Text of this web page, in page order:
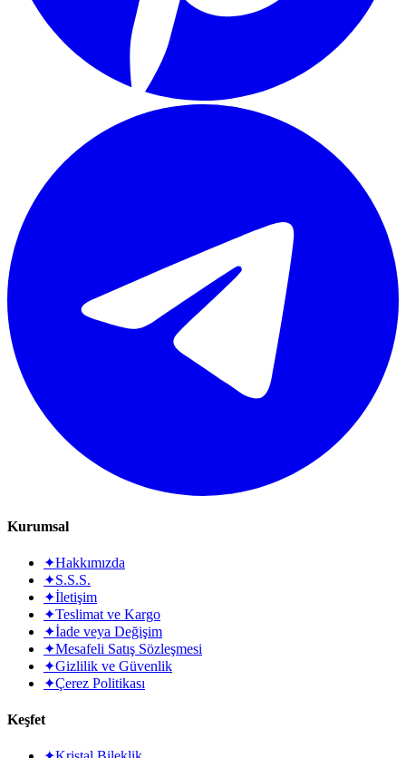
Kurumsal
✦Hakkımızda
✦S.S.S.
✦İletişim
✦Teslimat ve Kargo
✦İade veya Değişim
✦Mesafeli Satış Sözleşmesi
✦Gizlilik ve Güvenlik
✦Çerez Politikası
Keşfet